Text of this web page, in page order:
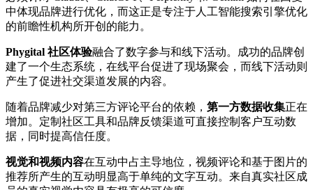
中体现品牌进行优化，而这正是专注于人工智能搜索引擎优化
的前瞻性机构所开创的能力。
Phygital 社区体验融合了数字参与和线下活动。成功的品牌创
建了一个生态系统，在线平台促进了现场聚会，而线下活动则
产生了促进社交渠道发展的内容。
随着品牌减少对第三方评论平台的依赖， 第一方数据收集正在
增加。定制社区工具和品牌反馈渠道可直接控制客户互动数
据，同时提高信任度。
视觉和视频内容在互动中占主导地位，视频评论和基于图片的
推荐所产生的互动明显高于单纯的文字互动。来自真实社区成